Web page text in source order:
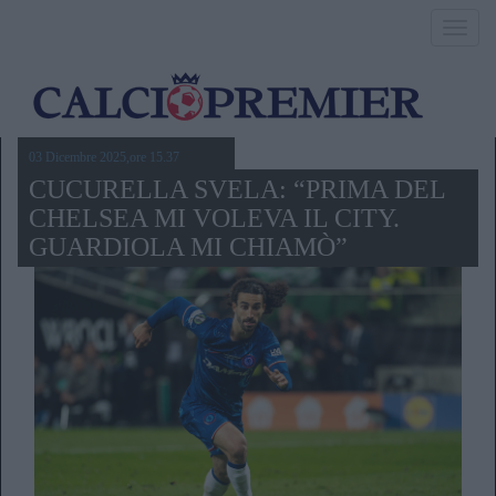
03 Dicembre 2025,ore 15.37
CUCURELLA SVELA: “PRIMA DEL
CHELSEA MI VOLEVA IL CITY.
GUARDIOLA MI CHIAMÒ”